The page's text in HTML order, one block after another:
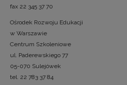
fax 22 345 37 70
Ośrodek Rozwoju Edukacji
w Warszawie
Centrum Szkoleniowe
ul. Paderewskiego 77
05-070 Sulejówek
tel. 22 783 37 84